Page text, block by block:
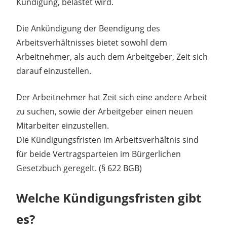
Die Ankündigung der Beendigung des
Arbeitsverhältnisses bietet sowohl dem
Arbeitnehmer, als auch dem Arbeitgeber, Zeit sich
darauf einzustellen.
Der Arbeitnehmer hat Zeit sich eine andere Arbeit
zu suchen, sowie der Arbeitgeber einen neuen
Mitarbeiter einzustellen.
Die Kündigungsfristen im Arbeitsverhältnis sind
für beide Vertragsparteien im Bürgerlichen
Gesetzbuch geregelt. (§ 622 BGB)
Welche Kündigungsfristen gibt
es?